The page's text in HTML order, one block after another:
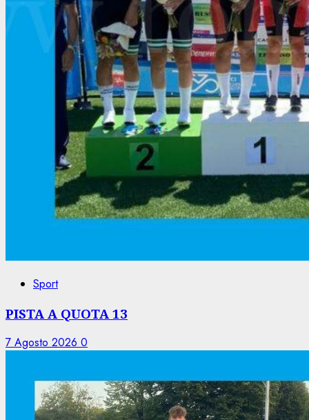
Sport
PISTA A QUOTA 13
7 Agosto 2026 0